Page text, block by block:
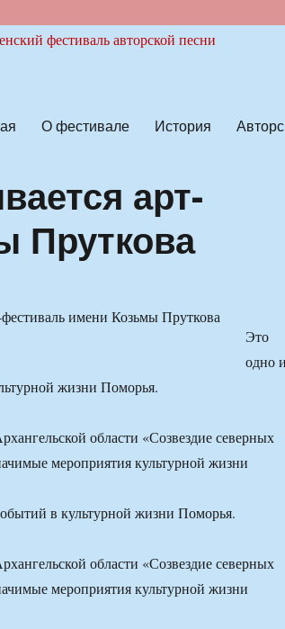
О фестивале История
арт-
Пруткова
Это
одно
жизни Поморья.
области «Созвездие северных
мероприятия культурной жизни
в культурной жизни Поморья.
области «Созвездие северных
мероприятия культурной жизни